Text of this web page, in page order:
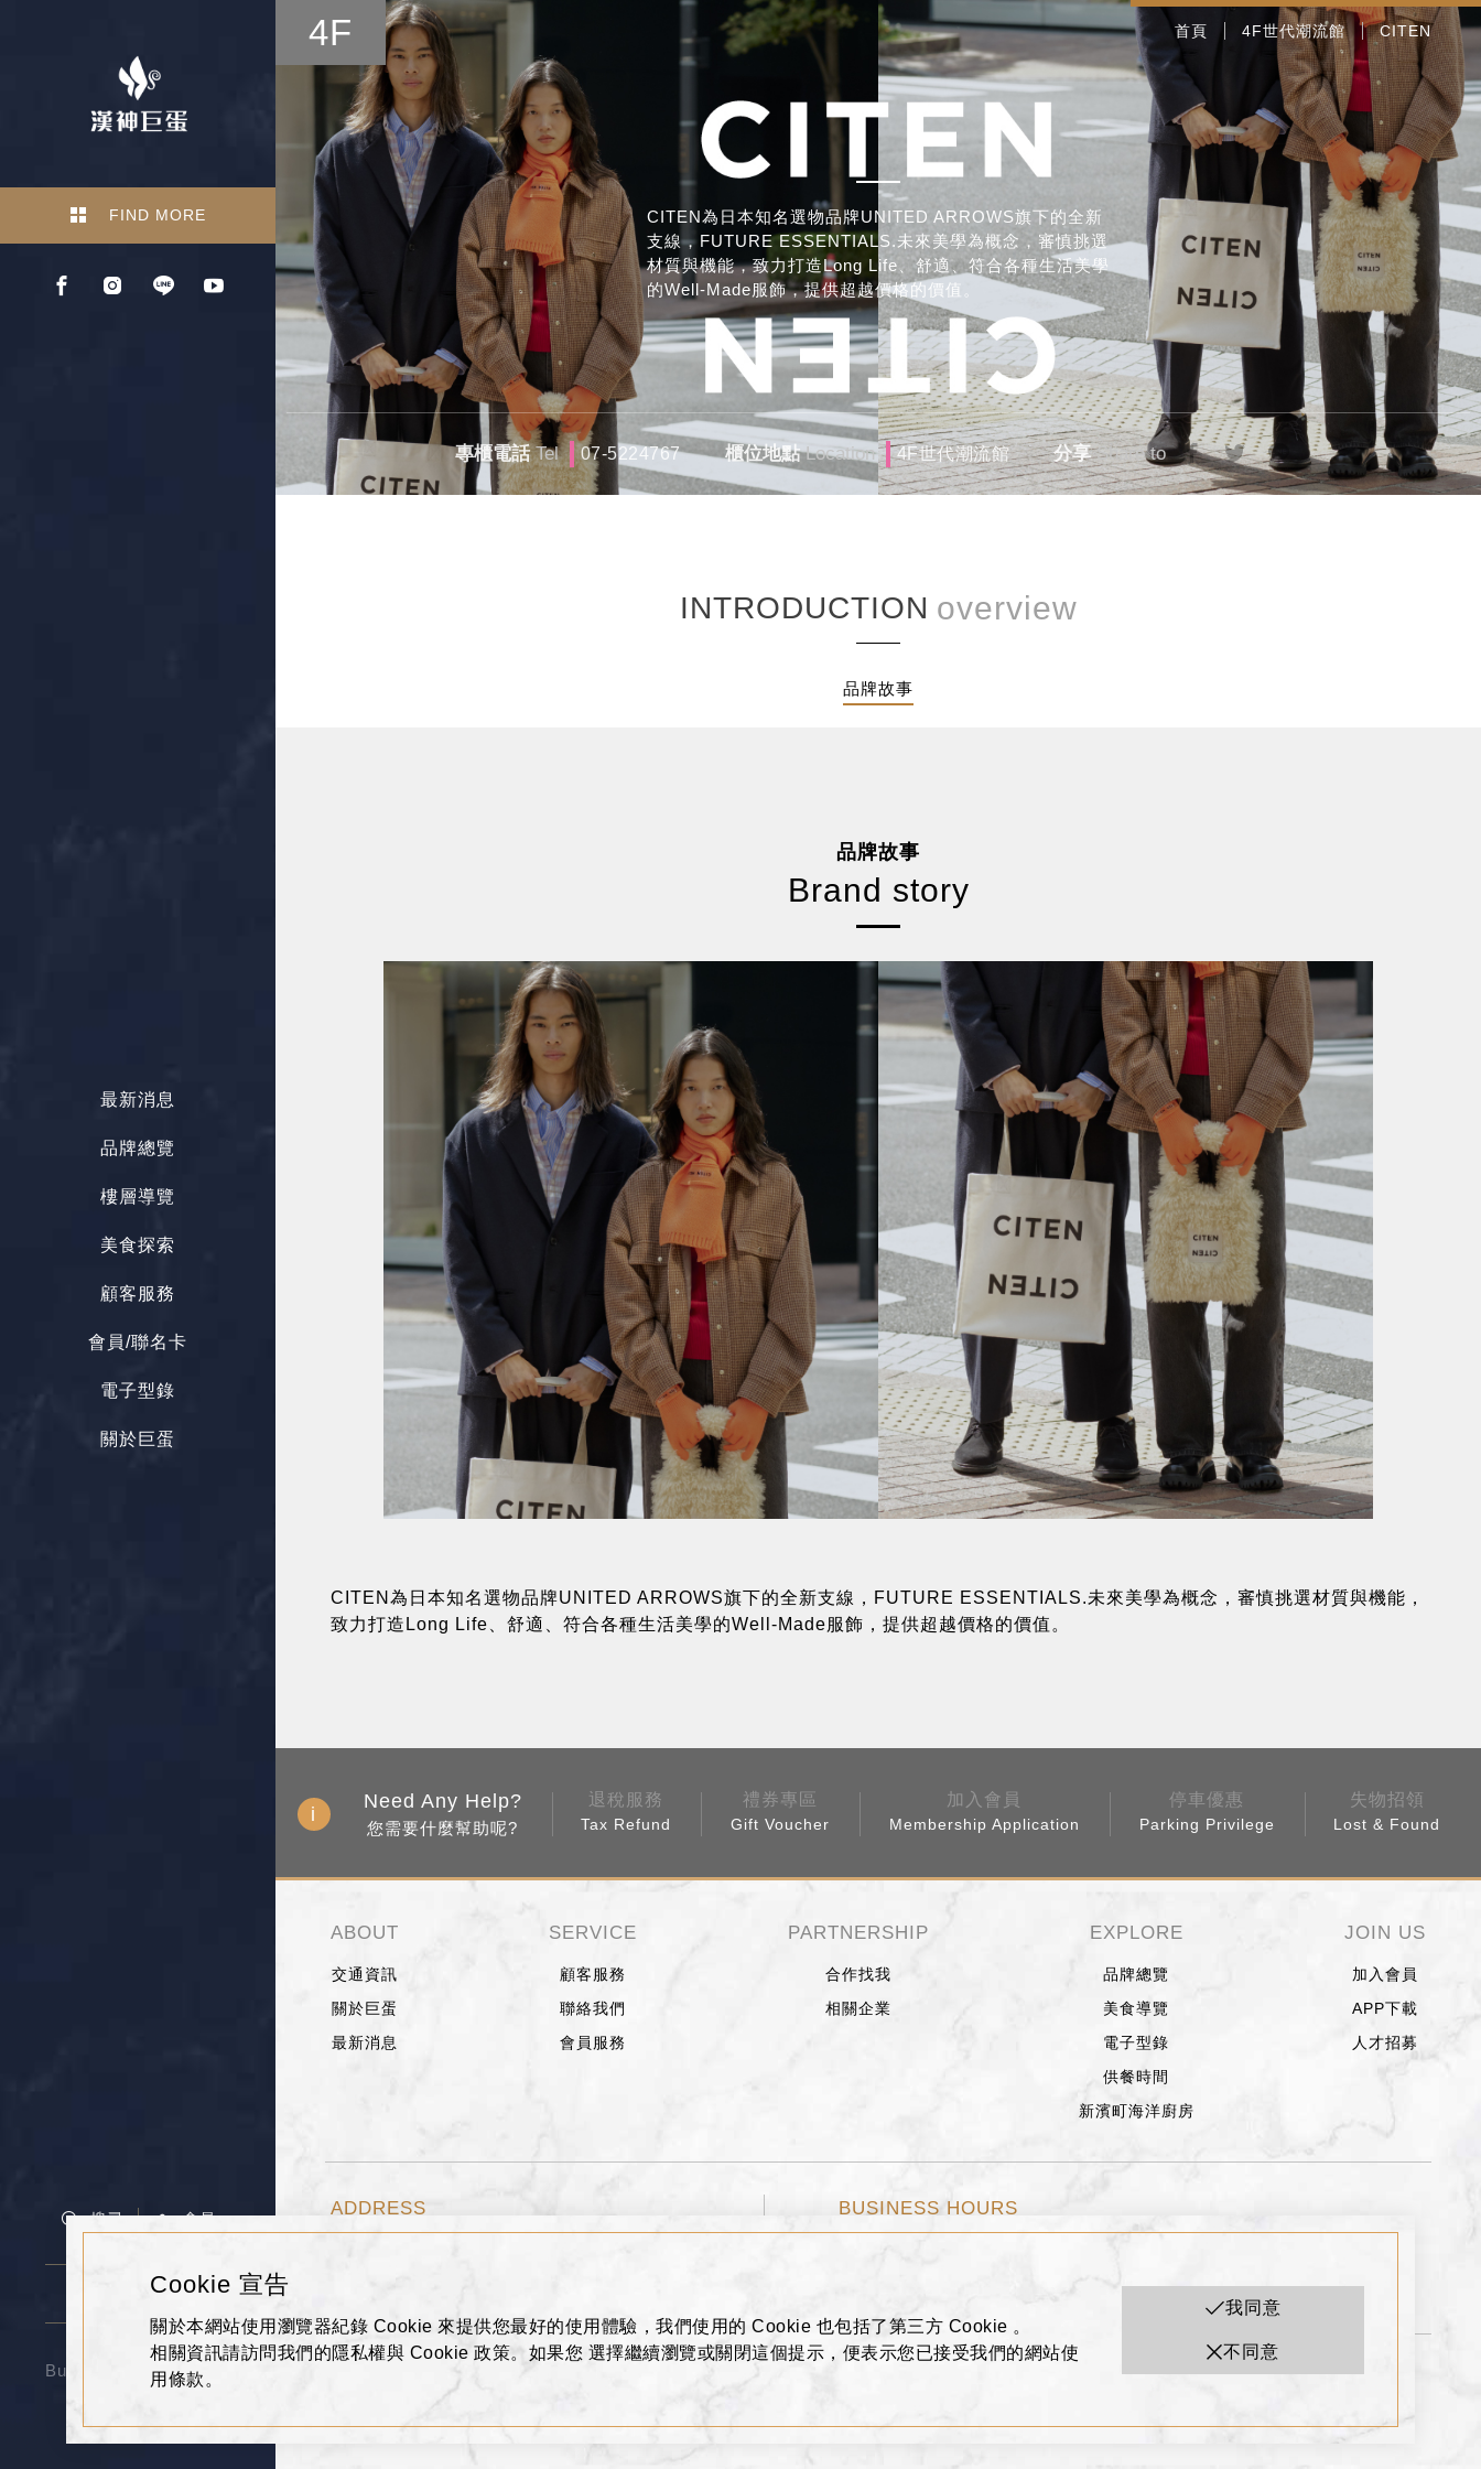
Cookie 宣告
關於本網站使用瀏覽器紀錄 Cookie 來提供您最好的使用體驗，我們使用的 Cookie 也包括了第三方 Cookie 。
相關資訊請訪問我們的隱私權與 Cookie 政策。如果您 選擇繼續瀏覽或關閉這個提示，便表示您已接受我們的網站使
用條款。
我同意
不同意
FIND MORE
最新消息
品牌總覽
樓層導覽
美食探索
顧客服務
會員/聯名卡
電子型錄
關於巨蛋
搜尋 會員
選擇館別
Business Hours Today
首頁 4F世代潮流館 CITEN
CITEN為日本知名選物品牌UNITED ARROWS旗下的全新
支線，FUTURE ESSENTIALS.未來美學為概念，審慎挑選
材質與機能，致力打造Long Life、舒適、符合各種生活美學
的Well-Made服飾，提供超越價格的價值。
專櫃電話 Tel 07-5224767 櫃位地點 Location 4F世代潮流館 分享 Share to
4F
INTRODUCTION
品牌故事
品牌故事
Brand story
CITEN為日本知名選物品牌UNITED ARROWS旗下的全新支線，FUTURE ESSENTIALS.未來美學為概念，審慎挑選材質與機能，
致力打造Long Life、舒適、符合各種生活美學的Well-Made服飾，提供超越價格的價值。
Need Any Help?
您需要什麼幫助呢?
退稅服務
Tax Refund
禮券專區
Gift Voucher
加入會員
Membership Application
停車優惠
Parking Privilege
失物招領
Lost & Found
ABOUT
交通資訊
關於巨蛋
最新消息
SERVICE
顧客服務
聯絡我們
會員服務
PARTNERSHIP
合作找我
相關企業
EXPLORE
品牌總覽
美食導覽
電子型錄
供餐時間
新濱町海洋廚房
JOIN US
加入會員
APP下載
人才招募
ADDRESS BUSINESS HOURS